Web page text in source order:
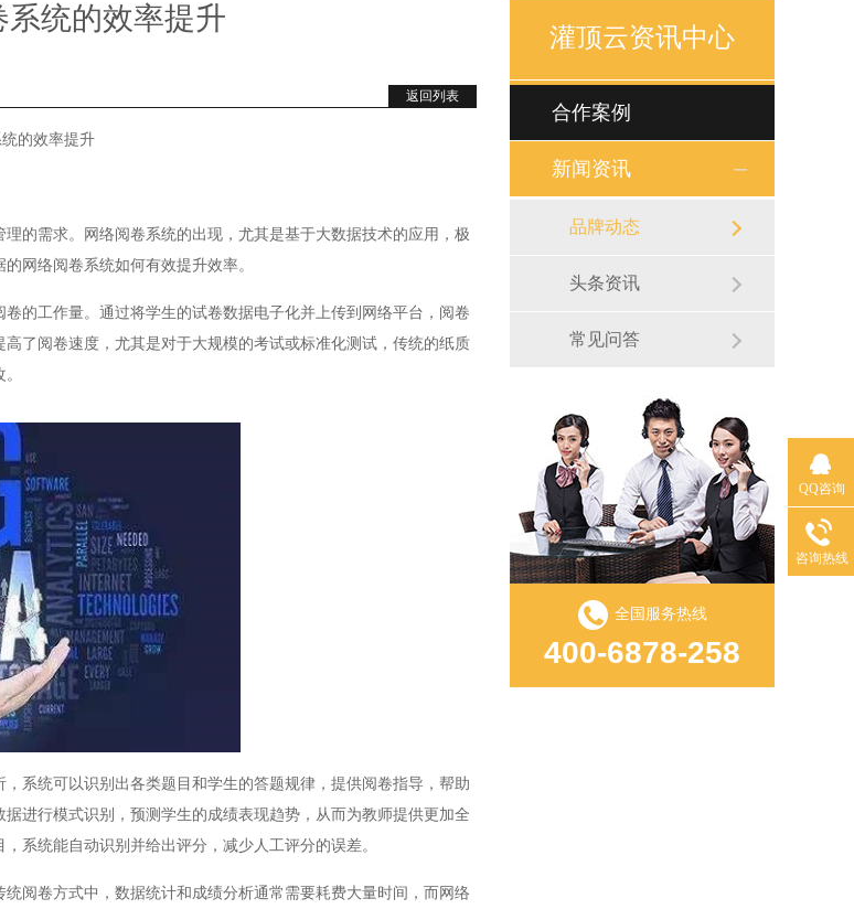
统的效率提升
返回列表
的效率提升
需求。网络阅卷系统的出现，尤其是基于大数据技术的应用，极
网络阅卷系统如何有效提升效率。
工作量。通过将学生的试卷数据电子化并上传到网络平台，阅卷
了阅卷速度，尤其是对于大规模的考试或标准化测试，传统的纸质
统可以识别出各类题目和学生的答题规律，提供阅卷指导，帮助
进行模式识别，预测学生的成绩表现趋势，从而为教师提供更加全
系统能自动识别并给出评分，减少人工评分的误差。
卷方式中，数据统计和成绩分析通常需要耗费大量时间，而网络
灌顶云资讯中心
合作案例
新闻资讯
品牌动态
头条资讯
常见问答
全国服务热线
400-6878-258
QQ咨询
咨询热线